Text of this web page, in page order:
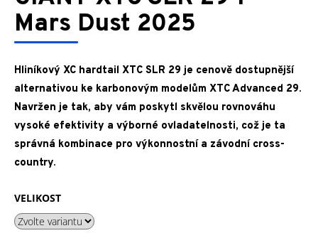
0,0
z
5
Mars Dust 2025
Hliníkový XC hardtail XTC SLR 29 je cenově dostupnější
alternativou ke karbonovým modelům XTC Advanced 29.
Navržen je tak, aby vám poskytl skvělou rovnováhu
vysoké efektivity a výborné ovladatelnosti, což je ta
správná kombinace pro výkonnostní a závodní cross-
country.
VELIKOST
a
j
t
?
D